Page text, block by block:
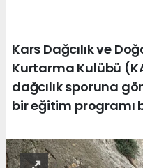
Kars Dağcılık ve
Kurtarma Kulübü
dağcılık sporuna
bir eğitim programı